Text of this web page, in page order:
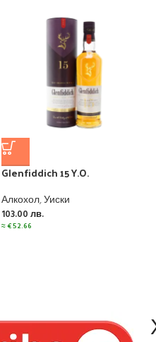
Glenfiddich 15 Y.O.
Алкохол,Уиски
103.00 лв.
≈€52.66